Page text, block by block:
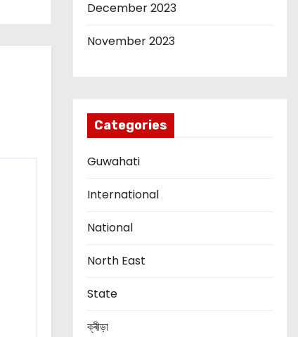
December 2023
November 2023
Categories
Guwahati
International
National
North East
State
ক্ৰীড়া